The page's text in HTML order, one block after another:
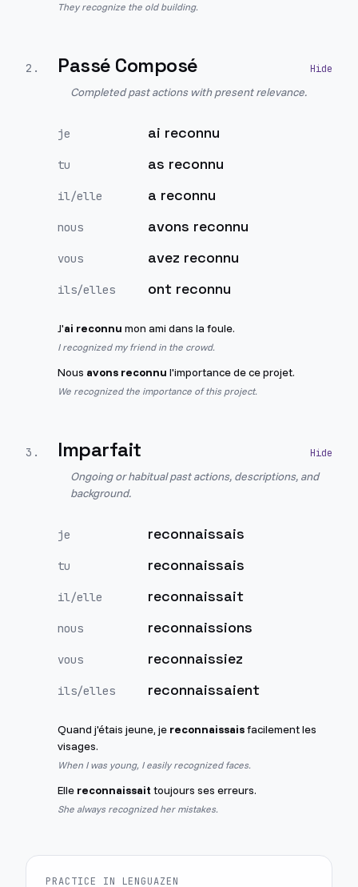
They recognize the old building.
2 . Passé Composé
Completed past actions with present relevance.
je ai reconnu
tu as reconnu
il/elle a reconnu
nous avons reconnu
vous avez reconnu
ils/elles ont reconnu
J'ai reconnu mon ami dans la foule.
I recognized my friend in the crowd.
Nous avons reconnu l'importance de ce projet.
We recognized the importance of this project.
3 . Imparfait
Ongoing or habitual past actions, descriptions, and
background.
je reconnaissais
tu reconnaissais
il/elle reconnaissait
nous reconnaissions
vous reconnaissiez
ils/elles reconnaissaient
Quand j'étais jeune, je reconnaissaisfacilement les
visages.
When I was young, I easily recognized faces.
Elle reconnaissaittoujours ses erreurs.
She always recognized her mistakes.
PRACTICE IN LENGUAZEN